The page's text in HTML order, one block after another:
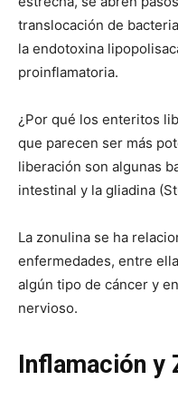
translocación de
la endotoxina
proinflamatoria.
¿Por qué los enteritos
que parecen ser más
liberación son algunas
intestinal y la gliadina
La zonulina se ha
enfermedades, entre
algún tipo de cáncer y
nervioso.
Inflamación y